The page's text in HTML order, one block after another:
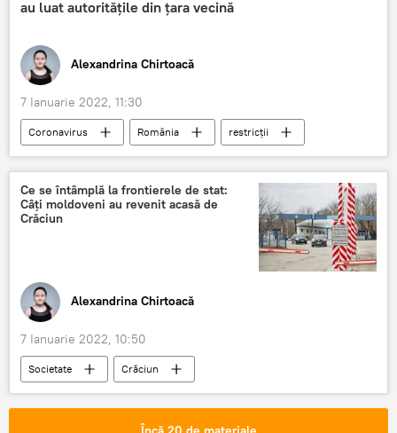
au luat autoritățile din țara vecină
Alexandrina Chirtoacă
7 Ianuarie 2022, 11:30
Coronavirus România
restricții
COVID-19
măști medicinale
Ce se întâmplă la frontierele de stat:
Câți moldoveni au revenit acasă de
Crăciun
Alexandrina Chirtoacă
7 Ianuarie 2022, 10:50
Societate
Crăciun
Poliția de Frontieră
punct de trecere a frontierei